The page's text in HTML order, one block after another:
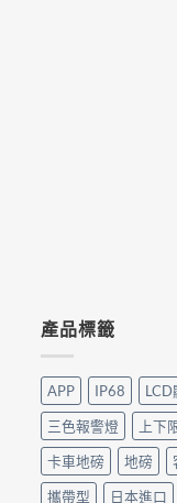
產品標籤
APP IP68 LCD
三色報警燈
上下
卡車地磅
地磅
攜帶型
日本進口